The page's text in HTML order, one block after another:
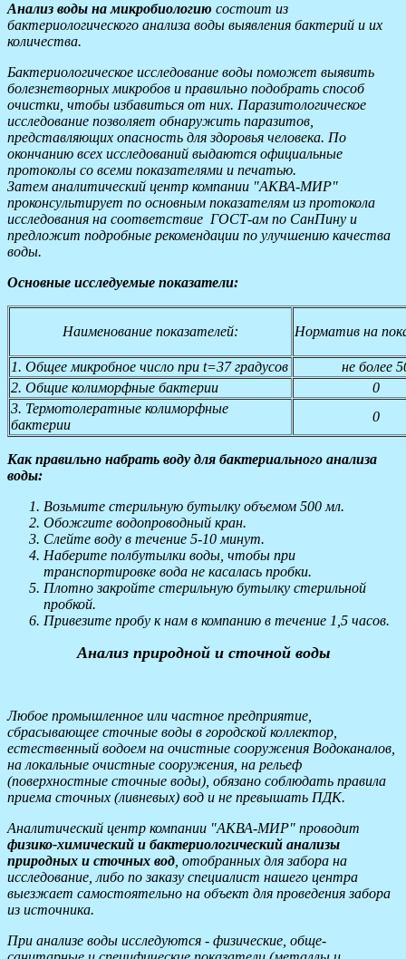
Анализ воды на микробиологию состоит из
бактериологического анализа воды выявления бактерий и их
количества.
Бактериологическое исследование воды поможет выявить
болезнетворных микробов и правильно подобрать способ
очистки, чтобы избавиться от них. Паразитологическое
исследование позволяет обнаружить паразитов,
представляющих опасность для здоровья человека. По
окончанию всех исследований выдаются официальные
протоколы со всеми показателями и печатью.
Затем аналитический центр компании "АКВА-МИР"
проконсультирует по основным показателям из протокола
исследования на соответствие ГОСТ-ам по СанПину и
предложит подробные рекомендации по улучшению качества
воды.
Основные исследуемые показатели:
Наименование показателей: Норматив на
1. Общее микробное число при t=37 градусов
не более
2. Общие колиморфные бактерии
0
3. Термотолератные колиморфные
бактерии
0
Как правильно набрать воду для бактериального анализа
воды:
Возьмите стерильную бутылку объемом 500 мл.
Обожгите водопроводный кран.
Слейте воду в течение 5-10 минут.
Наберите полбутылки воды, чтобы при
транспортировке вода не касалась пробки.
Плотно закройте стерильную бутылку стерильной
пробкой.
Привезите пробу к нам в компанию в течение 1,5 часов.
Анализ природной и сточной воды
Любое промышленное или частное предприятие,
сбрасывающее сточные воды в городской коллектор,
естественный водоем на очистные сооружения Водоканалов,
на локальные очистные сооружения, на рельеф
(поверхностные сточные воды), обязано соблюдать правила
приема сточных (ливневых) вод и не превышать ПДК.
Аналитический центр компании "АКВА-МИР" проводит
физико-химический и бактериологический анализы
природных и сточных вод , отобранных для забора на
исследование, либо по заказу специалист нашего центра
выезжает самостоятельно на объект для проведения забора
из источника.
При анализе воды исследуются - физические, обще-